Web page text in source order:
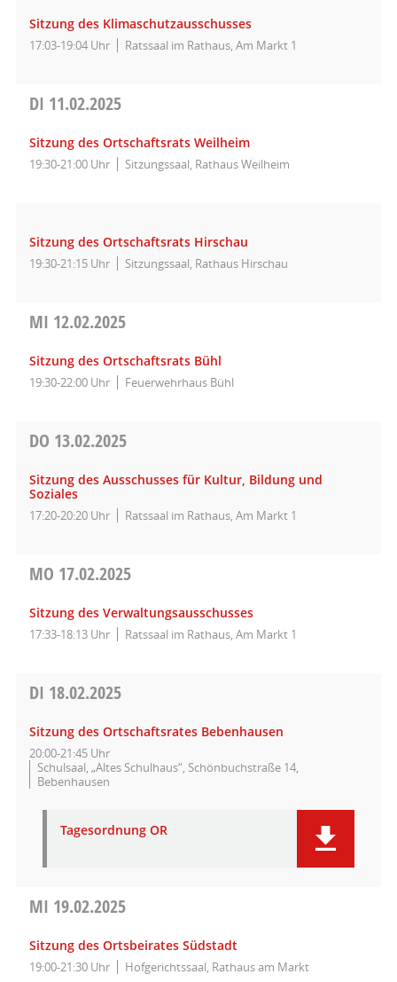
Sitzung des Klimaschutzausschusses
17:03-19:04 Uhr Ratssaal im Rathaus, Am Markt 1
DI 11.02.2025
Sitzung des Ortschaftsrats Weilheim
19:30-21:00 Uhr Sitzungssaal, Rathaus Weilheim
Sitzung des Ortschaftsrats Hirschau
19:30-21:15 Uhr Sitzungssaal, Rathaus Hirschau
MI 12.02.2025
Sitzung des Ortschaftsrats Bühl
19:30-22:00 Uhr Feuerwehrhaus Bühl
DO 13.02.2025
Sitzung des Ausschusses für Kultur, Bildung und
Soziales
17:20-20:20 Uhr Ratssaal im Rathaus, Am Markt 1
MO 17.02.2025
Sitzung des Verwaltungsausschusses
17:33-18:13 Uhr Ratssaal im Rathaus, Am Markt 1
DI 18.02.2025
Sitzung des Ortschaftsrates Bebenhausen
20:00-21:45 Uhr
Schulsaal, „Altes Schulhaus“, Schönbuchstraße 14,
Bebenhausen
Tagesordnung OR
MI 19.02.2025
Sitzung des Ortsbeirates Südstadt
19:00-21:30 Uhr Hofgerichtssaal, Rathaus am Markt